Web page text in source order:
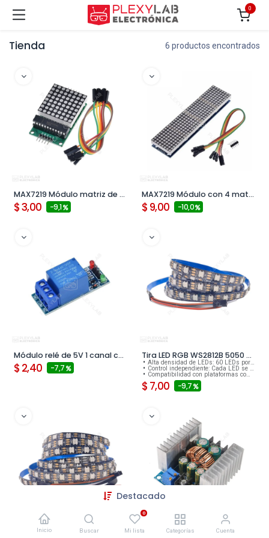
Destacado
Inicio Buscar
0
Mi lista Categorías Cuenta
0
Tienda 6 productos encontrados
MAX7219 Módulo matriz de LEDs 8x8 5V cátodo común
$3,00 - 9,1
MAX7219 Módulo con 4 matrices de LEDs 8x8 5V cátodo común color rojo
$ 9,00 - 10,0
Módulo relé de 5V 1 canal con LEDs
$ 2,40 - 7,7
Tira LED RGB WS2812B 5050 SMD de 1 metro con 60 LEDs por metro
Alta densidad de LEDs: 60 LEDs por metro para iluminación uniforme y vibrante.
Control independiente: Cada LED se maneja individualmente mediante un chip WS2812B.
Compatibilidad con plataformas como Arduino, ESP32 y Raspberry Pi.
$ 7,00 - 9,7